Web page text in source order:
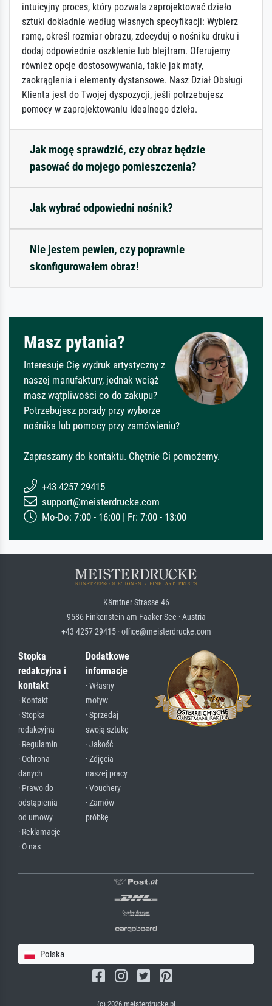
intuicyjny proces, który pozwala zaprojektować dzieło
sztuki dokładnie według własnych specyfikacji: Wybierz
ramę, określ rozmiar obrazu, zdecyduj o nośniku druku i
dodaj odpowiednie oszklenie lub blejtram. Oferujemy
również opcje dostosowywania, takie jak maty,
zaokrąglenia i elementy dystansowe. Nasz Dział Obsługi
Klienta jest do Twojej dyspozycji, jeśli potrzebujesz
pomocy w zaprojektowaniu idealnego dzieła.
Jak mogę sprawdzić, czy obraz będzie
pasować do mojego pomieszczenia?
Jak wybrać odpowiedni nośnik?
Nie jestem pewien, czy poprawnie
skonfigurowałem obraz!
Masz pytania?
Interesuje Cię wydruk artystyczny z
naszej manufaktury, jednak wciąż
masz wątpliwości co do zakupu?
Potrzebujesz porady przy wyborze
nośnika lub pomocy przy zamówieniu?
Zapraszamy do kontaktu. Chętnie Ci pomożemy.
+43 4257 29415
support@meisterdrucke.com
Mo-Do: 7:00 - 16:00 | Fr: 7:00 - 13:00
Kärntner Strasse 46
9586 Finkenstein am Faaker See · Austria
+43 4257 29415 · office@meisterdrucke.com
Stopka
redakcyjna i
kontakt
· Kontakt
· Stopka
redakcyjna
· Regulamin
· Ochrona
danych
· Prawo do
odstąpienia
od umowy
· Reklamacje
· O nas
Dodatkowe
informacje
· Własny
motyw
· Sprzedaj
swoją sztukę
· Jakość
· Zdjęcia
naszej pracy
· Vouchery
· Zamów
próbkę
Polska
(c) 2026 meisterdrucke.pl